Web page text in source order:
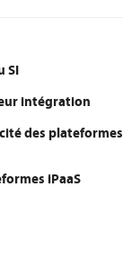
SI
intégration
des plateformes
iPaaS